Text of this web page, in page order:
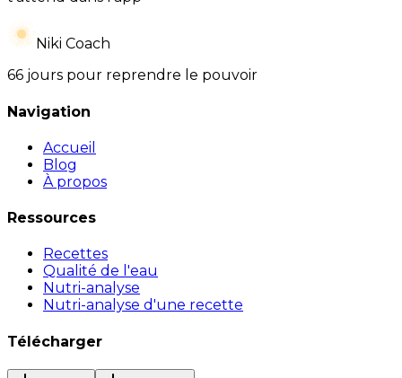
Niki Coach
66 jours pour reprendre le pouvoir
Navigation
Accueil
Blog
À propos
Ressources
Recettes
Qualité de l'eau
Nutri-analyse
Nutri-analyse d'une recette
Télécharger